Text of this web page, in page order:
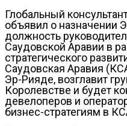
Глобальный
объявил о назначении
должность
Саудовской Аравии в
стратегического
Саудовская Аравия
Эр-Рияде, возглавит
Королевстве и будет
девелоперов и
бизнес-стратегиям в